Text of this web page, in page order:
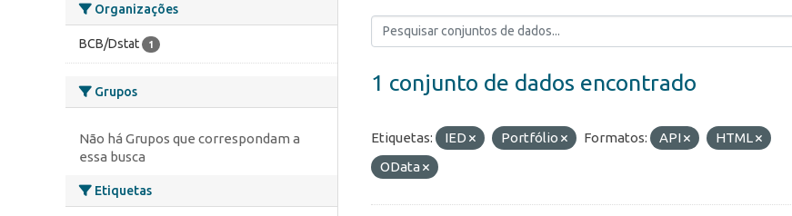
Organizações
BCB/Dstat 1
Grupos
Não há Grupos que correspondam a
essa busca
Etiquetas
1 conjunto de dados encontrado
Etiquetas: IED Portfólio Formatos: API
HTML
OData